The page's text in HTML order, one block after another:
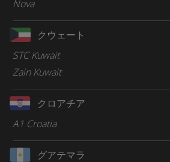
Nova
クウェート
STC Kuwait
Zain Kuwait
クロアチア
A1 Croatia
グアテマラ